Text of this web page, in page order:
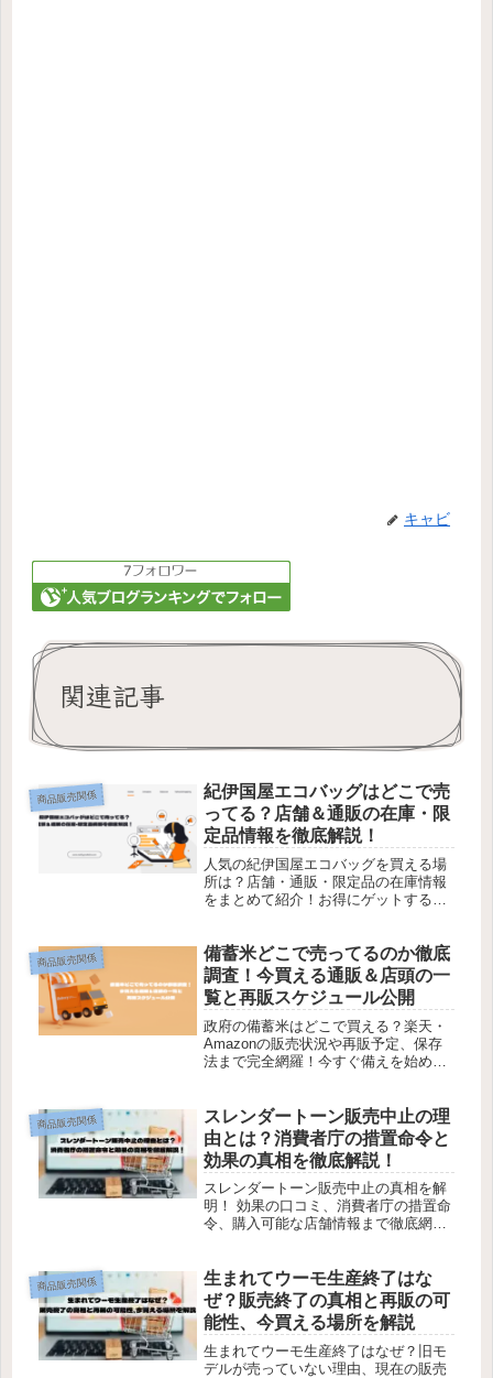
キャビ
関連記事
商品販売関係
紀伊国屋エコバッグはどこで売
ってる？店舗＆通販の在庫・限
定品情報を徹底解説！
人気の紀伊国屋エコバッグを買える場
所は？店舗・通販・限定品の在庫情報
をまとめて紹介！お得にゲットするコ
商品販売関係
備蓄米どこで売ってるのか徹底
調査！今買える通販＆店頭の一
覧と再販スケジュール公開
政府の備蓄米はどこで買える？楽天・
Amazonの販売状況や再販予定、保存
法まで完全網羅！今すぐ備えを始めま
商品販売関係
スレンダートーン販売中止の理
由とは？消費者庁の措置命令と
効果の真相を徹底解説！
スレンダートーン販売中止の真相を解
明！ 効果の口コミ、消費者庁の措置命
令、購入可能な店舗情報まで徹底網
商品販売関係
生まれてウーモ生産終了はな
ぜ？販売終了の真相と再販の可
能性、今買える場所を解説
生まれてウーモ生産終了はなぜ？旧モ
デルが売っていない理由、現在の販売